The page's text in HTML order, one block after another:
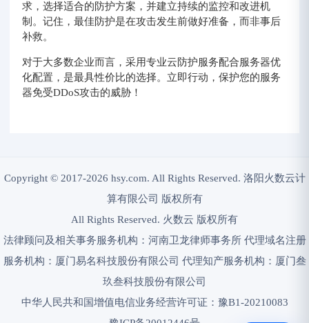
求，选择适合的防护方案，并建立持续的监控和改进机
制。记住，最佳防护是在攻击发生前做好准备，而非事后
补救。
对于大多数企业而言，采用专业云防护服务配合服务器优
化配置，是最具性价比的选择。立即行动，保护您的服务
器免受DDoS攻击的威胁！
Copyright © 2017-2026 hsy.com. All Rights Reserved. 洛阳火数云计
算有限公司 版权所有
All Rights Reserved. 火数云 版权所有
法律顾问及相关事务服务机构：河南卫龙律师事务所 代理域名注册
服务机构：厦门易名科技股份有限公司 代理知产服务机构：厦门叁
玖叁科技股份有限公司
中华人民共和国增值电信业务经营许可证：豫B1-20210083